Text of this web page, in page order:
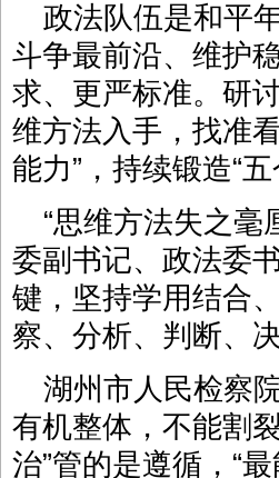
政法队伍是和平
斗争最前沿、维护
求、更严标准。研
维方法入手，找准
能力”，持续锻造“
“思维方法失之毫
委副书记、政法委
键，坚持学用结合
察、分析、判断、
湖州市人民检察
有机整体，不能割
治”管的是遵循，“